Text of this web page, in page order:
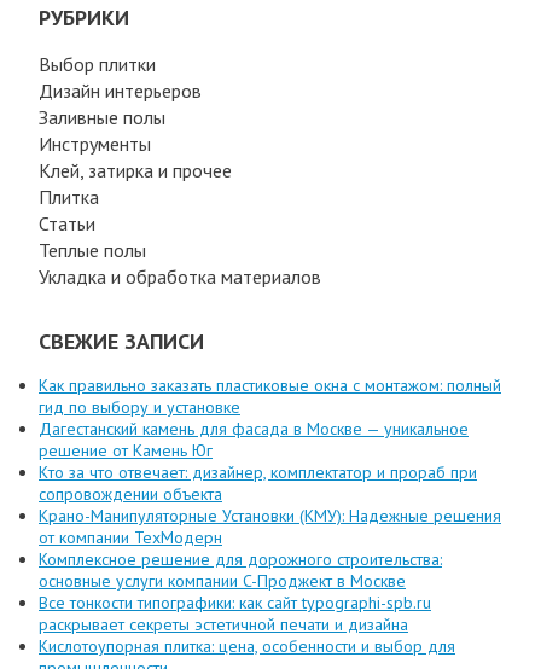
РУБРИКИ
Выбор плитки
Дизайн интерьеров
Заливные полы
Инструменты
Клей, затирка и прочее
Плитка
Статьи
Теплые полы
Укладка и обработка материалов
СВЕЖИЕ ЗАПИСИ
Как правильно заказать пластиковые окна с монтажом: полный
гид по выбору и установке
Дагестанский камень для фасада в Москве — уникальное
решение от Камень Юг
Кто за что отвечает: дизайнер, комплектатор и прораб при
сопровождении объекта
Крано-Манипуляторные Установки (КМУ): Надежные решения
от компании ТехМодерн
Комплексное решение для дорожного строительства:
основные услуги компании C-Проджект в Москве
Все тонкости типографики: как сайт typographi-spb.ru
раскрывает секреты эстетичной печати и дизайна
Кислотоупорная плитка: цена, особенности и выбор для